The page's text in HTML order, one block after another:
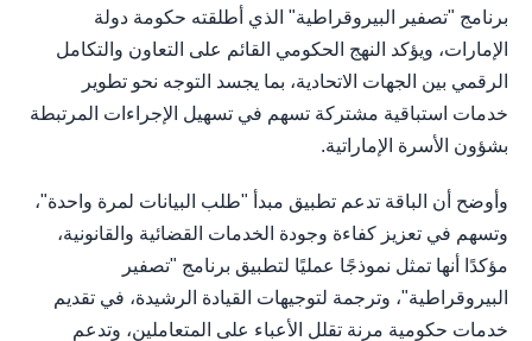
برنامج "تصفير البيروقراطية" الذي أطلقته حكومة دولة
الإمارات، ويؤكد النهج الحكومي القائم على التعاون والتكامل
الرقمي بين الجهات الاتحادية، بما يجسد التوجه نحو تطوير
خدمات استباقية مشتركة تسهم في تسهيل الإجراءات المرتبطة
بشؤون الأسرة الإماراتية.
وأوضح أن الباقة تدعم تطبيق مبدأ "طلب البيانات لمرة واحدة"،
وتسهم في تعزيز كفاءة وجودة الخدمات القضائية والقانونية،
مؤكدًا أنها تمثل نموذجًا عمليًا لتطبيق برنامج "تصفير
البيروقراطية"، وترجمة لتوجيهات القيادة الرشيدة، في تقديم
خدمات حكومية مرنة تقلل الأعباء على المتعاملين، وتدعم